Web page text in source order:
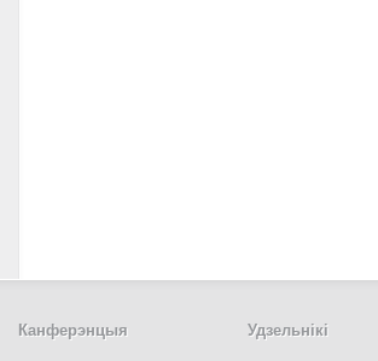
Канферэнцыя Удзельнiкi